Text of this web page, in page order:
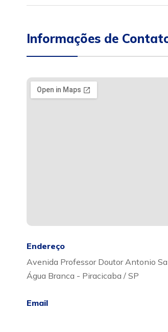
Informações de
Endereço
Avenida Professor Doutor Antonio
Água Branca - Piracicaba / SP
Email